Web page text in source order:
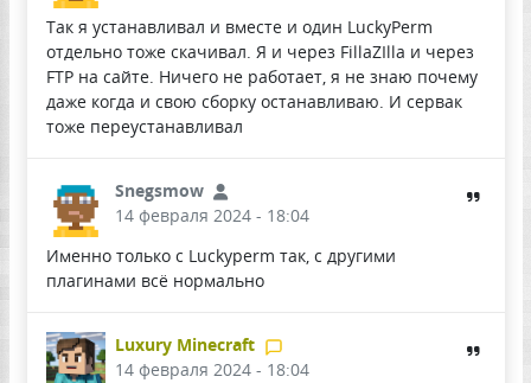
Так я устанавливал и вместе и один LuckyPerm
отдельно тоже скачивал. Я и через FillaZIlla и через
FTP на сайте. Ничего не работает, я не знаю почему
даже когда и свою сборку останавливаю. И сервак
тоже переустанавливал
Snegsmow
14 февраля 2024 - 18:04
Именно только с Luckyperm так, с другими
плагинами всё нормально
Luxury Minecraft
14 февраля 2024 - 18:04